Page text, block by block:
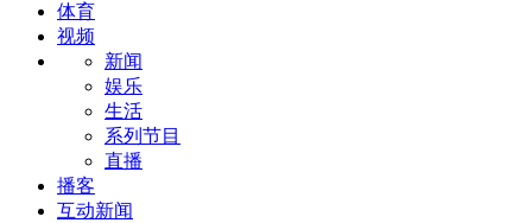
体育
视频
新闻
娱乐
生活
系列节目
直播
播客
互动新闻